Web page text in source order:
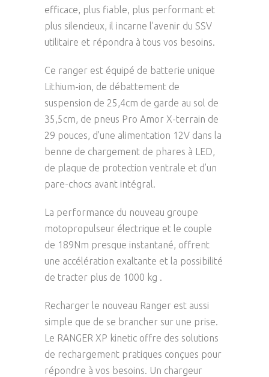
efficace, plus fiable, plus performant et
plus silencieux, il incarne l’avenir du SSV
utilitaire et répondra à tous vos besoins.
Ce ranger est équipé de batterie unique
Lithium-ion, de débattement de
suspension de 25,4cm de garde au sol de
35,5cm, de pneus Pro Amor X-terrain de
29 pouces, d’une alimentation 12V dans la
benne de chargement de phares à LED,
de plaque de protection ventrale et d’un
pare-chocs avant intégral.
La performance du nouveau groupe
motopropulseur électrique et le couple
de 189Nm presque instantané, offrent
une accélération exaltante et la possibilité
de tracter plus de 1000 kg .
Recharger le nouveau Ranger est aussi
simple que de se brancher sur une prise.
Le RANGER XP kinetic offre des solutions
de rechargement pratiques conçues pour
répondre à vos besoins. Un chargeur